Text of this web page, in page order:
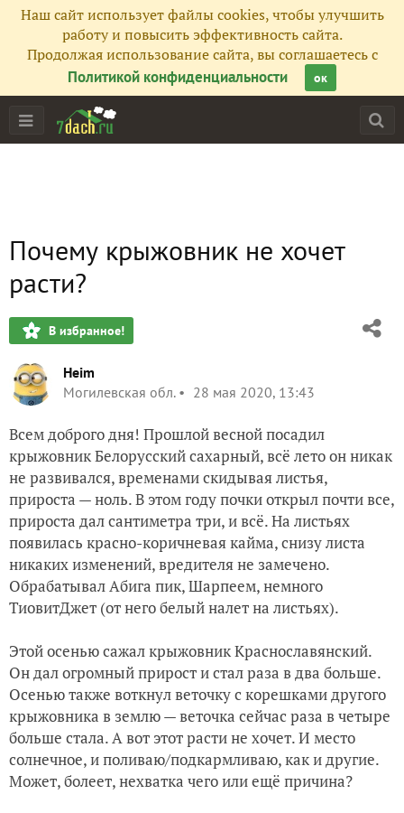
Наш сайт использует файлы cookies, чтобы улучшить
работу и повысить эффективность сайта.
Продолжая использование сайта, вы соглашаетесь с
Политикой конфиденциальности
ок
Почему крыжовник не хочет
расти?
В избранное!
Heim
Могилевская обл.
28 мая 2020, 13:43
Всем доброго дня! Прошлой весной посадил
крыжовник Белорусский сахарный, всё лето он никак
не развивался, временами скидывая листья,
прироста — ноль. В этом году почки открыл почти все,
прироста дал сантиметра три, и всё. На листьях
появилась красно-коричневая кайма, снизу листа
никаких изменений, вредителя не замечено.
Обрабатывал Абига пик, Шарпеем, немного
ТиовитДжет (от него белый налет на листьях).
Этой осенью сажал крыжовник Краснославянский.
Он дал огромный прирост и стал раза в два больше.
Осенью также воткнул веточку с корешками другого
крыжовника в землю — веточка сейчас раза в четыре
больше стала. А вот этот расти не хочет. И место
солнечное, и поливаю/подкармливаю, как и другие.
Может, болеет, нехватка чего или ещё причина?